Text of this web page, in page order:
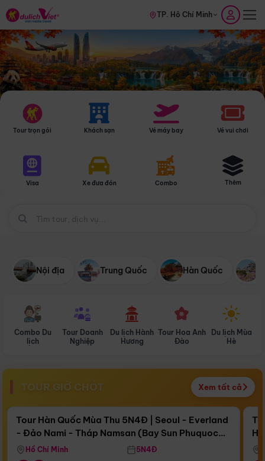
TP. Hồ Chí Minh
Tour trọn gói Khách sạn Vé máy bay Vé vui chơi
Visa Xe đưa đón Combo Thêm
Nội địa Trung Quốc Hàn Quốc
Combo Du
lịch
Tour Doanh
Nghiệp
Du lịch Hành
Hương
Tour Hoa Anh
Đào
Du lịch Mùa
Hè
TOUR GIỜ CHÓT Xem tất cả
Còn16 ngày 17:22:41
Bay Sun Phuquoc Airways
Điểm nổi bật
Tour Hàn Quốc Mùa Thu 5N4Đ | Seoul - Everland
- Đảo Nami - Tháp Namsan (Bay Sun Phuquoc
Airways)
Hồ Chí Minh 5N4Đ